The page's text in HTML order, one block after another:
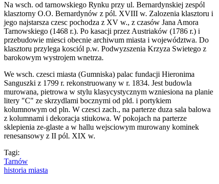
Na wsch. od tarnowskiego Rynku przy ul. Bernardynskiej zespól
klasztorny O.O. Bernardynów z pól. XVIII w. Zalozenia klasztoru i
jego najstarsza czesc pochodza z XV w., z czasów Jana Amora
Tarnowskiego (1468 r.). Po kasacji przez Austriaków (1786 r.) i
przebudowie miesci obecnie archiwum miasta i województwa. Do
klasztoru przylega kosciól p.w. Podwyzszenia Krzyza Swietego z
barokowym wystrojem wnetrza.
We wsch. czesci miasta (Gumniska) palac fundacji Hieronima
Sanguszki z 1799 r. rekonstruowany w r. 1834. Jest budowla
murowana, pietrowa w stylu klasycystycznym wzniesiona na planie
litery "C" ze skrzydlami bocznymi od pld. i portykiem
kolumnowym od pln. W czesci zach., na parterze duza sala balowa
z kolumnami i dekoracja stiukowa. W pokojach na parterze
sklepienia ze-glaste a w hallu wejsciowym murowany kominek
renesansowy z II pól. XIX w.
Tagi:
Tarnów
historia miasta